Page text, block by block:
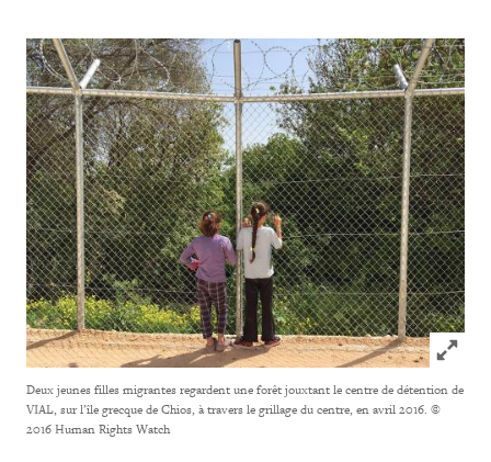
Click to
Deux jeunes filles migrantes regardent une forêt jouxtant le centre de détention de
VIAL, sur l’île grecque de Chios, à travers le grillage du centre, en avril 2016. ©
2016 Human Rights Watch